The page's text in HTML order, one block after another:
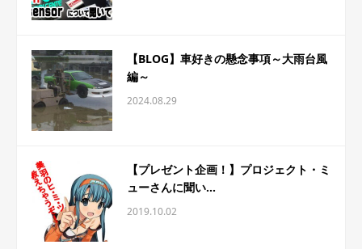
【BLOG】車好きの懸念事項～大雨台風
編～
2024.08.29
【プレゼント企画！】プロジェクト・ミ
ューさんに聞い...
2019.10.02